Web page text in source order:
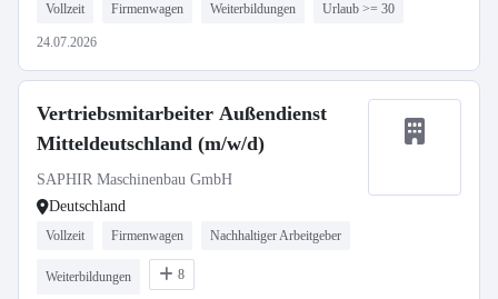
Vollzeit Firmenwagen Weiterbildungen Urlaub >= 30
24.07.2026
Vertriebsmitarbeiter Außendienst
Mitteldeutschland (m/w/d)
SAPHIR Maschinenbau GmbH
Deutschland
Vollzeit Firmenwagen Nachhaltiger Arbeitgeber
Weiterbildungen 8